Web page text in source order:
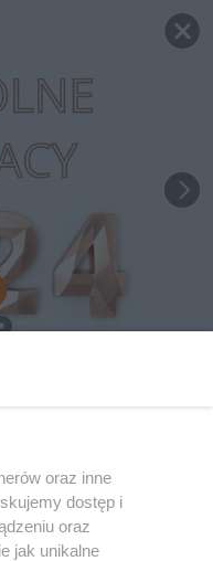
oraz inne
dostęp i
oraz
jak unikalne